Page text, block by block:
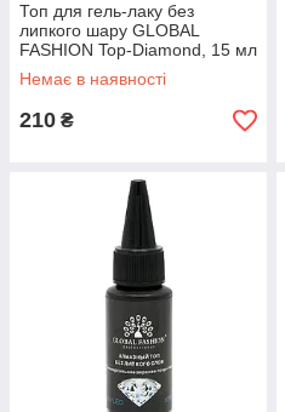
Топ для гель-лаку без
липкого шару GLOBAL
FASHION Top-Diamond, 15 мл
Немає в наявності
210 ₴